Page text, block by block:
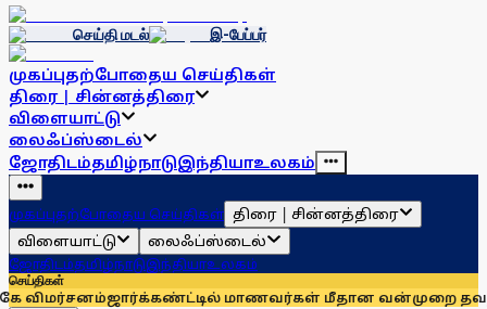
செய்தி மடல் இ-பேப்பர்
முகப்புதற்போதைய செய்திகள்
திரை | சின்னத்திரை
விளையாட்டு
லைஃப்ஸ்டைல்
ஜோதிடம்தமிழ்நாடுஇந்தியாஉலகம்
முகப்புதற்போதைய செய்திகள் திரை | சின்னத்திரை
விளையாட்டு
லைஃப்ஸ்டைல்
ஜோதிடம்தமிழ்நாடுஇந்தியாஉலகம்
செய்திகள்
ஜார்க்கண்ட்டில் மாணவர்கள் மீதான வன்முறை தவறானது: